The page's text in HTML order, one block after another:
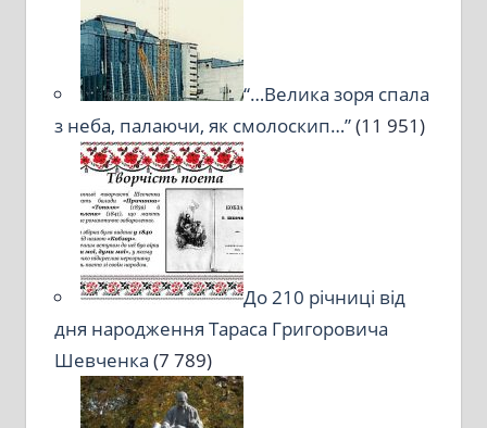
“…Велика зоря спала
з неба, палаючи, як смолоскип…”(11 951)
До 210 річниці від
дня народження Тараса Григоровича
Шевченка (7 789)